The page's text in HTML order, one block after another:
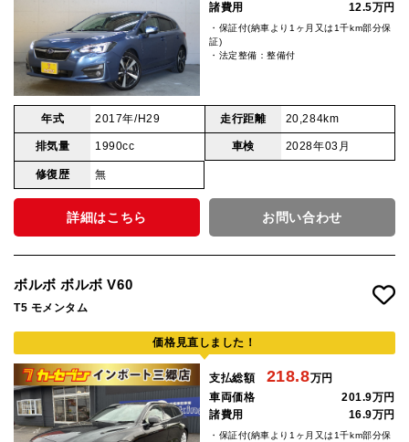
諸費用
12.5万円
・保証付(納車より1ヶ月又は1千km部分保
証)
・法定整備：整備付
年式 2017年/H29 走行距離 20,284km
排気量 1990cc 車検 2028年03月
修復歴 無
詳細はこちら お問い合わせ
ボルボ ボルボ V60
T5 モメンタム
価格見直しました！
支払総額 218.8万円
車両価格
201.9万円
諸費用
16.9万円
・保証付(納車より1ヶ月又は1千km部分保